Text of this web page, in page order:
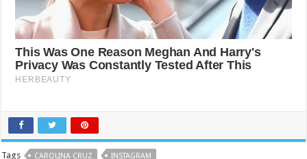
Tags CAROLINA CRUZ INSTAGRAM